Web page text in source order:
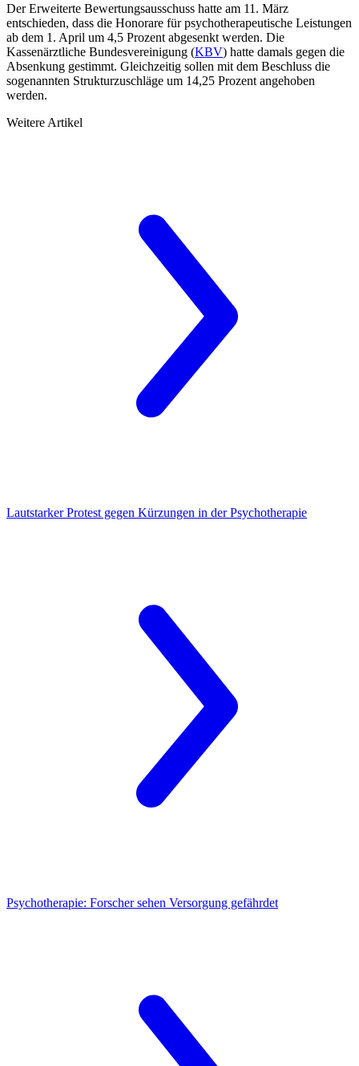
Der Erweiterte Bewertungsausschuss hatte am 11. März
entschieden, dass die Honorare für psychotherapeutische Leistungen
ab dem 1. April um 4,5 Prozent abgesenkt werden. Die
Kassenärztliche Bundesvereinigung (KBV) hatte damals gegen die
Absenkung gestimmt. Gleichzeitig sollen mit dem Beschluss die
sogenannten Strukturzuschläge um 14,25 Prozent angehoben
werden.
Weitere Artikel
Lautstarker Protest gegen Kürzungen in der Psychotherapie
Psychotherapie: Forscher sehen Versorgung gefährdet